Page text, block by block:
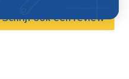
Schrijf ook een review